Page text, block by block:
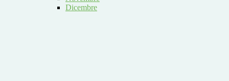
Dicembre